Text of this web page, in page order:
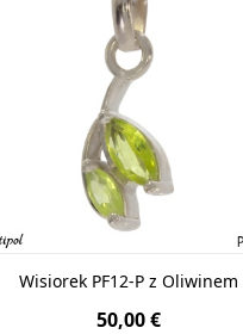
Wisiorek PF12-P z Oliwinem
50,00 €